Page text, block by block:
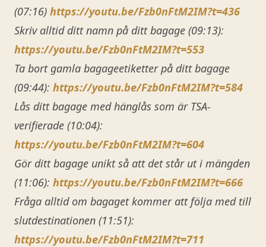
(07:16) https://youtu.be/Fzb0nFtM2IM?t=436
Skriv alltid ditt namn på ditt bagage (09:13):
https://youtu.be/Fzb0nFtM2IM?t=553
Ta bort gamla bagageetiketter på ditt bagage
(09:44): https://youtu.be/Fzb0nFtM2IM?t=584
Lås ditt bagage med hänglås som är TSA-
verifierade (10:04):
https://youtu.be/Fzb0nFtM2IM?t=604
Gör ditt bagage unikt så att det står ut i mängden
(11:06): https://youtu.be/Fzb0nFtM2IM?t=666
Fråga alltid om bagaget kommer att följa med till
slutdestinationen (11:51):
https://youtu.be/Fzb0nFtM2IM?t=711